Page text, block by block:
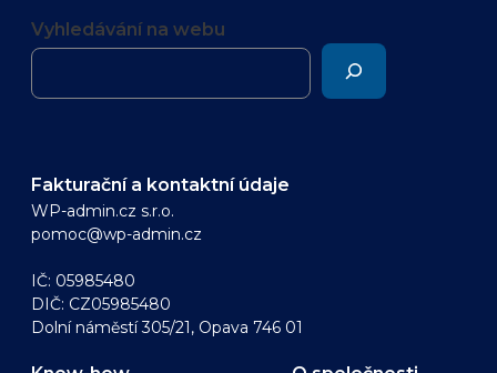
Vyhledávání na webu
Fakturační a kontaktní údaje
WP-admin.cz s.r.o.
pomoc@wp-admin.cz
IČ: 05985480
DIČ: CZ05985480
Dolní náměstí 305/21, Opava 746 01